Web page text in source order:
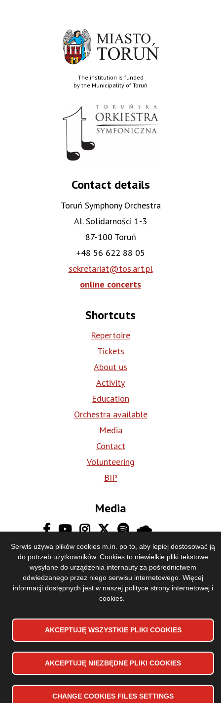
Serwis używa plików cookies m.in. po to, aby lepiej dostosować ją
do potrzeb użytkowników. Cookies to niewielkie pliki tekstowe
wysyłane do urządzenia internauty za pośrednictwem
odwiedzanego przez niego serwisu internetowego. Więcej
informacji dostępnych jest w naszej polityce strony internetowej i
cookies
AKCEPTUJĘ WSZYSTKIE PLIKI COOKIES
AKCEPTUJĘ NIEZBĘDNE PLIKI COOKIES
WYCOFAJ ZGODĘ NA PLIKI COOKIES
CHANGE COOKIES FILES SETTINGS
The institution is funded
by the Municipality of Toruń
Contact details
Toruń Symphony Orchestra
Al. Solidarności 1-3
87-100 Toruń
+48 56 622 88 05
sekretariat@tos.art.pl
online concerts
Shortcuts
Repertoire
Tickets
About us
Activity
Education
Orchestra available
Media
Contact
Volunteering
BIP
Media
Copyrights 2024 Toruńska Orkiestra Symfoniczna
Stopka
menu
Sitemap
Privacy Policy
Design and implementation:Vobacom